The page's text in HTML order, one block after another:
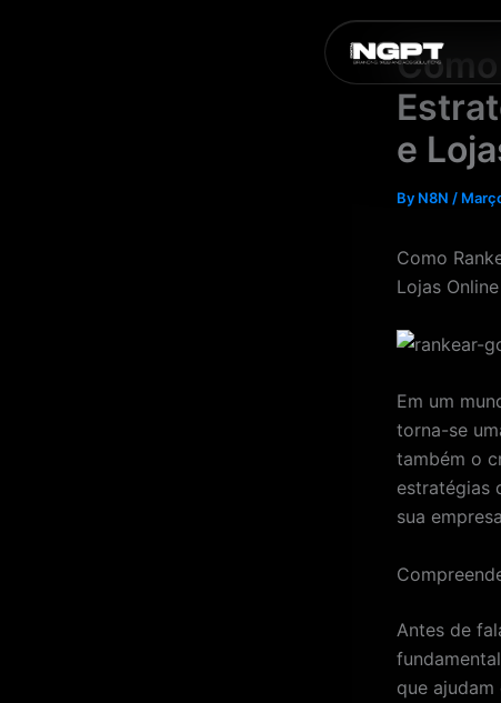
e
By N8N /
Como
Lojas
Em um
torna-se
também o
estratégias
sua
Antes de
que